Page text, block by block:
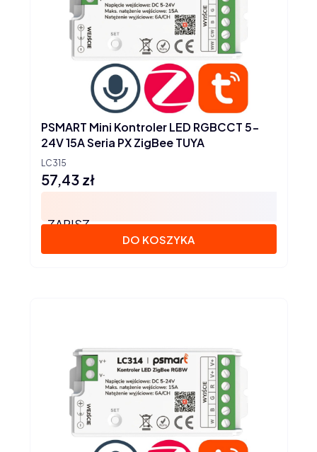
LC315
PSMART Mini Kontroler LED RGBCCT 5-
24V 15A Seria PX ZigBee TUYA
Cena
57,43 zł
ZAPISZ
DO KOSZYKA